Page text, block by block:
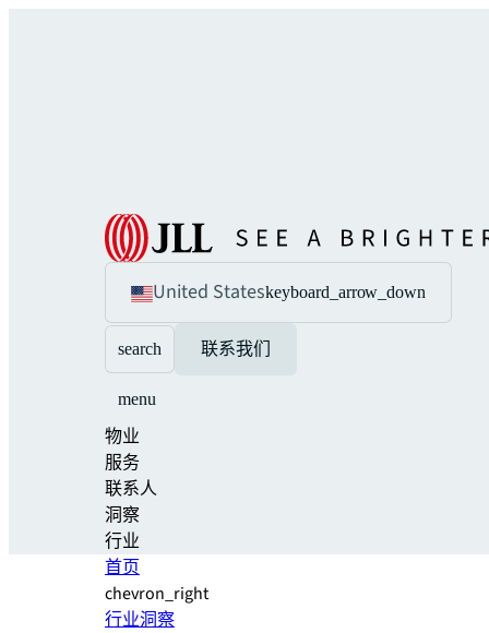
United Stateskeyboard_arrow_down
search 联系我们
menu
物业
服务
联系人
洞察
行业
首页
chevron_right
行业洞察